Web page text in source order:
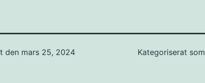
den mars 25, 2024
Kategoriserat som